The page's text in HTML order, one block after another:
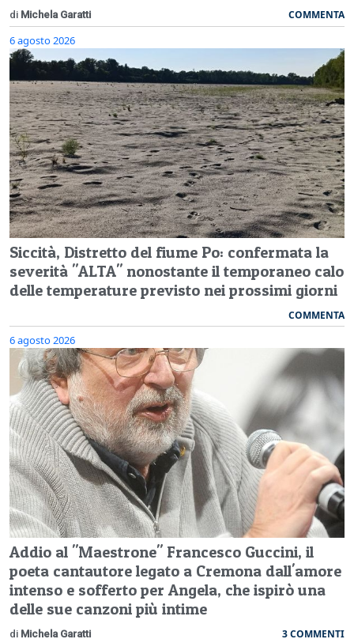
di Michela Garatti COMMENTA
6 agosto 2026
Siccità, Distretto del fiume Po: confermata la
severità "ALTA" nonostante il temporaneo calo
delle temperature previsto nei prossimi giorni
COMMENTA
6 agosto 2026
Addio al "Maestrone" Francesco Guccini, il
poeta cantautore legato a Cremona dall'amore
intenso e sofferto per Angela, che ispirò una
delle sue canzoni più intime
di Michela Garatti 3 COMMENTI